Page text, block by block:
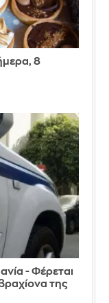
8
- Φέρεται
της